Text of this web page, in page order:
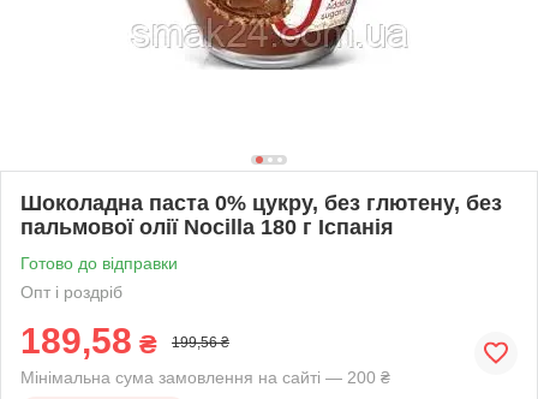
Шоколадна паста 0% цукру, без глютену, без
пальмової олії Nocilla 180 г Іспанія
Готово до відправки
Опт і роздріб
189,58 ₴ 199,56 ₴
Мінімальна сума замовлення на сайті — 200 ₴